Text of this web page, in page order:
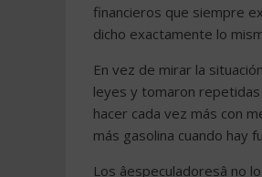
financieros que siempre
dicho exactamente lo
En vez de mirar la
leyes y tomaron
hacer cada vez más con
más gasolina cuando hay
Los âespeculadoresâ